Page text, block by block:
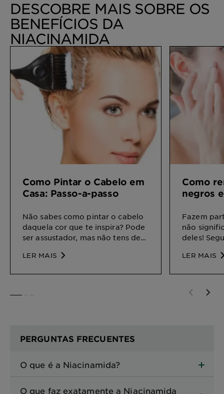
DESCOBRE MAIS SOBRE OS
BENEFÍCIOS DA
NIACINAMIDA
Como Pintar o Cabelo em
Casa: Passo-a-passo
Não sabes como pintar o cabelo
daquela cor que te inspira? Pode
ser assustador, mas não tens de
casa se seguires estes simples
LER MAIS
Como
negros
Fazem
não
deles!
negros.
LER MAIS
PERGUNTAS FRECUENTES
O que é a Niacinamida?
O que faz exatamente a Niacinamida